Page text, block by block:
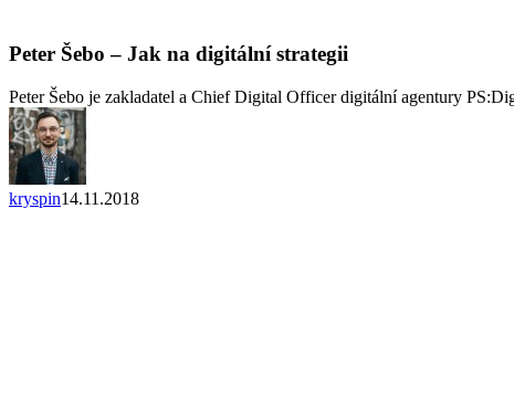
Peter Šebo – Jak na digitální strategii
Peter Šebo je zakladatel a Chief Digital Officer digitální agentury
kryspin14.11.2018